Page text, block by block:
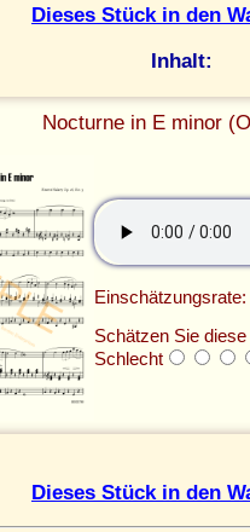
Dieses Stück in den
Inhalt:
Nocturne in E minor
Schätzen Sie
Schlecht
Dieses Stück in den